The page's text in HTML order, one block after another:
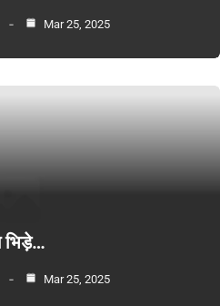
Mar 25, 2025
भिड़े…
Mar 25, 2025